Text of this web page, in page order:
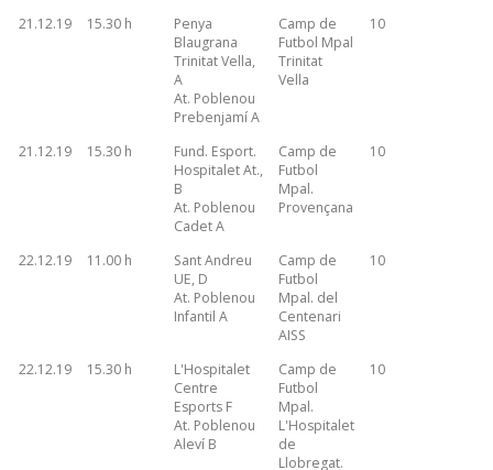
21.12.19 15.30 h
Penya
Blaugrana
Trinitat Vella,
A
At. Poblenou
Prebenjamí A
Camp de
Futbol Mpal
Trinitat
Vella
10
21.12.19 15.30 h
Fund. Esport.
Hospitalet At.,
B
At. Poblenou
Cadet A
Camp de
Futbol
Mpal.
Provençana
10
22.12.19 11.00 h
Sant Andreu
UE, D
At. Poblenou
Infantil A
Camp de
Futbol
Mpal. del
Centenari
AISS
10
22.12.19 15.30 h
L'Hospitalet
Centre
Esports F
At. Poblenou
Aleví B
Camp de
Futbol
Mpal.
L'Hospitalet
de
Llobregat.
10